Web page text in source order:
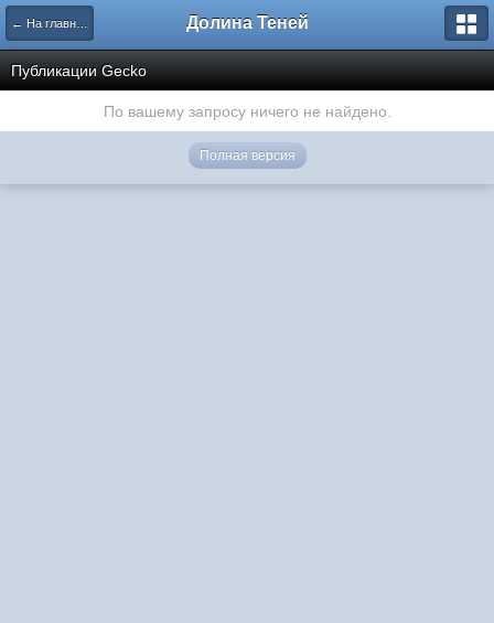
← На главную Долина Теней
Публикации Gecko
По вашему запросу ничего не найдено.
Полная версия